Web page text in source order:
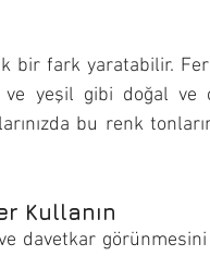
bir fark yaratabilir.
ve yeşil gibi doğal
bu renk
Kullanın
davetkar